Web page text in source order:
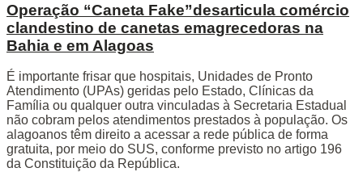
Operação “Caneta Fake”desarticula comércio
clandestino de canetas emagrecedoras na
Bahia e em Alagoas
É importante frisar que hospitais, Unidades de Pronto
Atendimento (UPAs) geridas pelo Estado, Clínicas da
Família ou qualquer outra vinculadas à Secretaria Estadual
não cobram pelos atendimentos prestados à população. Os
alagoanos têm direito a acessar a rede pública de forma
gratuita, por meio do SUS, conforme previsto no artigo 196
da Constituição da República.